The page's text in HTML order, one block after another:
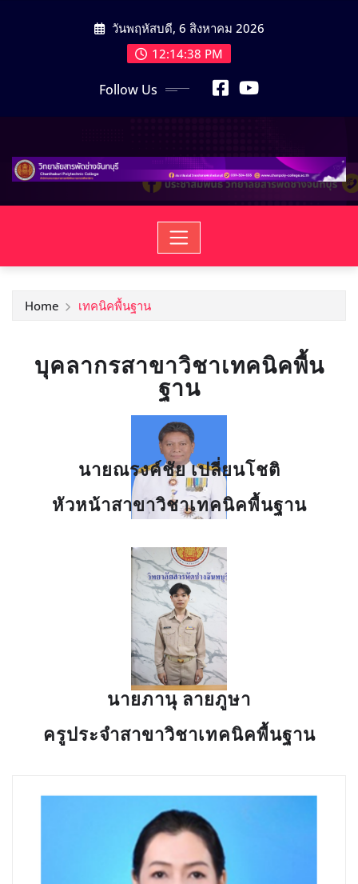
วันพฤหัสบดี, 6 สิงหาคม 2026
12:14:38 PM
Follow Us
Home เทคนิคพื้นฐาน
บุคลากรสาขาวิชาเทคนิคพื้น
ฐาน
นายณรงค์ชัย เปลี่ยนโชติ
หัวหน้าสาขาวิชาเทคนิคพื้นฐาน
นายภานุ ลายภูษา
ครูประจำสาขาวิชาเทคนิคพื้นฐาน